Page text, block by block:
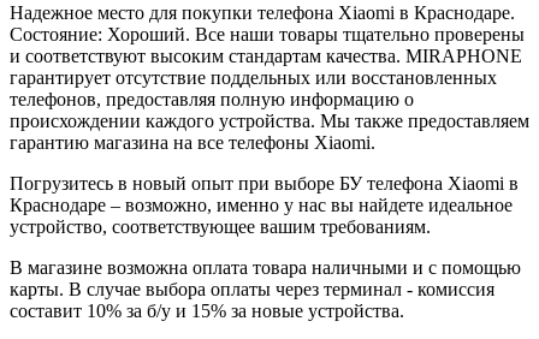
Надежное место для покупки телефона Xiaomi в Краснодаре.
Состояние: Хороший. Все наши товары тщательно проверены
и соответствуют высоким стандартам качества. MIRAPHONE
гарантирует отсутствие поддельных или восстановленных
телефонов, предоставляя полную информацию о
происхождении каждого устройства. Мы также предоставляем
гарантию магазина на все телефоны Xiaomi.
Погрузитесь в новый опыт при выборе БУ телефона Xiaomi в
Краснодаре – возможно, именно у нас вы найдете идеальное
устройство, соответствующее вашим требованиям.
В магазине возможна оплата товара наличными и с помощью
карты. В случае выбора оплаты через терминал - комиссия
составит 10% за б/у и 15% за новые устройства.